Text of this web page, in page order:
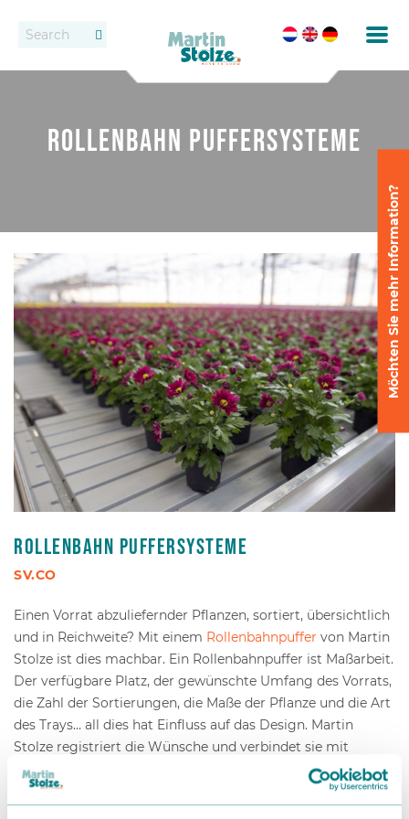
Rollenbahn Puffersysteme
Rollenbahn Puffersysteme
SV.CO
Einen Vorrat abzuliefernder Pflanzen, sortiert, übersichtlich
und in Reichweite? Mit einem Rollenbahnpuffer von Martin
Stolze ist dies machbar. Ein Rollenbahnpuffer ist Maßarbeit.
Der verfügbare Platz, der gewünschte Umfang des Vorrats,
die Zahl der Sortierungen, die Maße der Pflanze und die Art
des Trays… all dies hat Einfluss auf das Design. Martin
Stolze registriert die Wünsche und verbindet sie mit
technischen Aspekten, wie Rollendurchmesser,
Rollenbreite, Abstand der Rollen, Neigungswinkel etc.
Möchten Sie mehr Information?
Förderbänder
Feste Förderbandsysteme
Absetzen und Auseinanderstellen
Liefern
Liefersysteme
Kartontransport
Verpacken - Einpacken - Sortieren
Zubehör
Kontakt